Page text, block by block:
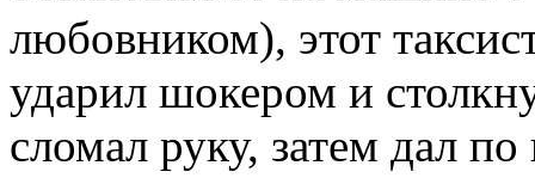
любовником), этот
ударил шокером и
сломал руку, затем дал по